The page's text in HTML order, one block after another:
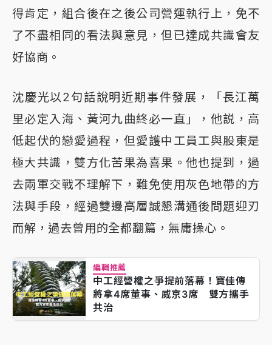
得肯定，組合後在之後公司營運執行上，免不
了不盡相同的看法與意見，但已達成共識會友
好協商。
沈慶光以2句話說明近期事件發展，「長江萬
里必定入海、黃河九曲終必一直」，他説，高
低起伏的戀愛過程，但愛護中工員工與股東是
極大共識，雙方化苦果為喜果。他也提到，過
去兩軍交戰不理解下，難免使用灰色地帶的方
法與手段，經過雙邊高層誠懇溝通後問題迎刃
而解，過去曾用的全都翻篇，無庸操心。
編輯推薦
中工經營權之爭提前落幕！寶佳傳
將拿4席董事、威京3席 雙方攜手
共治